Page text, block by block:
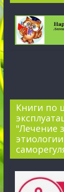
Книги по
"Лечение